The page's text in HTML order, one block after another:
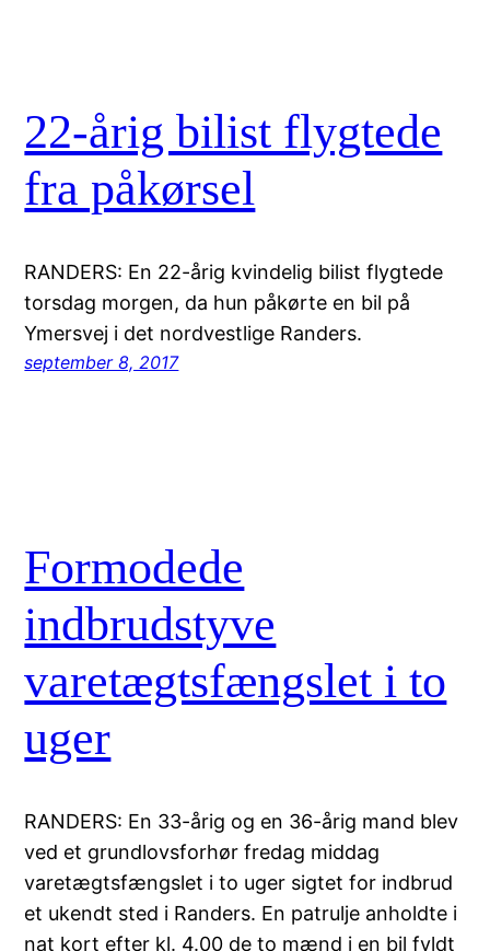
22-årig bilist flygtede
fra påkørsel
RANDERS: En 22-årig kvindelig bilist flygtede
torsdag morgen, da hun påkørte en bil på
Ymersvej i det nordvestlige Randers.
september 8, 2017
Formodede
indbrudstyve
varetægtsfængslet i to
uger
RANDERS: En 33-årig og en 36-årig mand blev
ved et grundlovsforhør fredag middag
varetægtsfængslet i to uger sigtet for indbrud
et ukendt sted i Randers. En patrulje anholdte i
nat kort efter kl. 4.00 de to mænd i en bil fyldt